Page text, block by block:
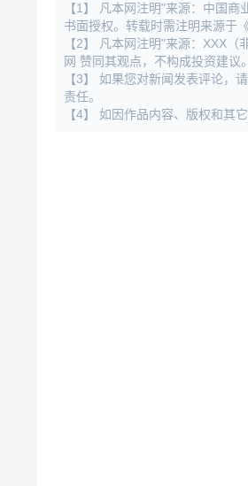
【1】 凡本网注明"来源：中国
书面授权。转载时需注明来源于
【2】 凡本网注明"来源：XXX
网 赞同其观点，不构成投资建议。
【3】 如果您对新闻发表评论，
责任。
【4】 如因作品内容、版权和其